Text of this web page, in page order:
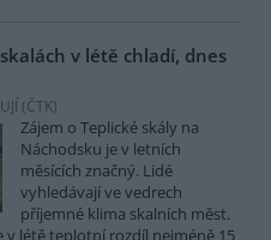
v létě chladí, dnes
(ČTK)
Zájem o Teplické skály na
Náchodsku je v letních
měsících značný. Lidé
vyhledávají ve vedrech
příjemné klima skalních měst.
v létě teplotní rozdíl nejméně 15